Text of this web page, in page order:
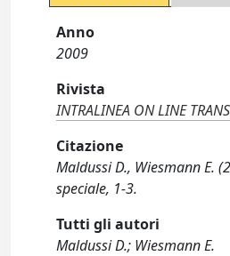
Anno
2009
Rivista
INTRALINEA ON LINE
Citazione
Maldussi D., Wiesmann E.
speciale, 1-3.
Tutti gli autori
Maldussi D.; Wiesmann E.